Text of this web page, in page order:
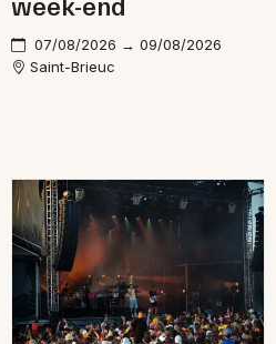
07/08/2026 → 09/08/2026
Saint-Brieuc